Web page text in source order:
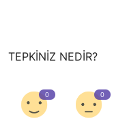
TEPKINIZ NEDIR?
0 0